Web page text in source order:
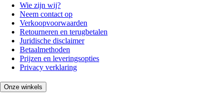
Wie zijn wij?
Neem contact op
Verkoopvoorwaarden
Retourneren en terugbetalen
Juridische disclaimer
Betaalmethoden
Prijzen en leveringsopties
Privacy verklaring
Onze winkels